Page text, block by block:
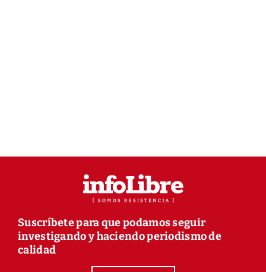
Suscríbete para que podamos seguir
investigando y haciendo periodismo de
calidad